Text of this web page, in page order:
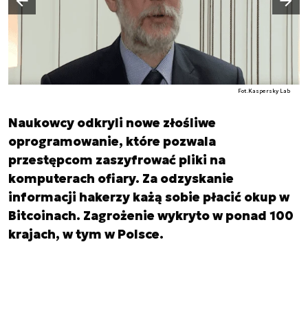
Fot.Kaspersky Lab
Poprzedni slajd
Naukowcy odkryli nowe złośliwe
oprogramowanie, które pozwala
przestępcom zaszyfrować pliki na
komputerach ofiary. Za odzyskanie
informacji hakerzy każą sobie płacić okup w
Bitcoinach. Zagrożenie wykryto w ponad 100
krajach, w tym w Polsce.